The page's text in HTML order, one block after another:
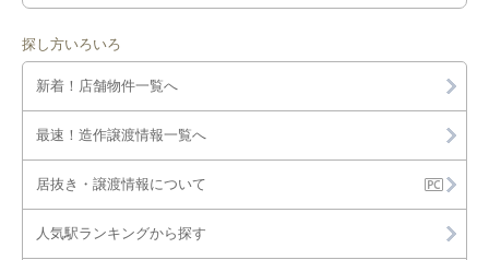
探し方いろいろ
新着！店舗物件一覧へ
最速！造作譲渡情報一覧へ
居抜き・譲渡情報について
人気駅ランキングから探す